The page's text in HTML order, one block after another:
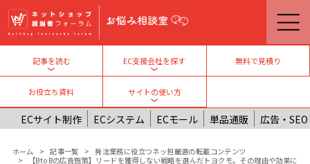
メインコンテンツに移動
記事を読む
Toggle submenu
EC支援会社を探す
Toggle submenu
無料で見積り
お役立ち資料
サイトの使い方
Toggle submenu
ECサイト制作 ECシステム ECモール 単品通販 広告・SEO
パンくず
ホーム 記事一覧
発注業務に役立つネッ担厳選の転載コンテンツ
【BtoBの広告施策】リードを獲得しない戦略を選んだトヨクモ。その理由や効果に